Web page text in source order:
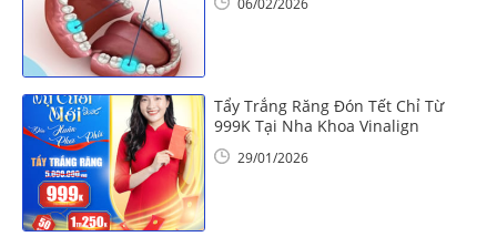
Tẩy Trắng Răng Đón Tết Chỉ Từ
999K Tại Nha Khoa Vinalign
29/01/2026